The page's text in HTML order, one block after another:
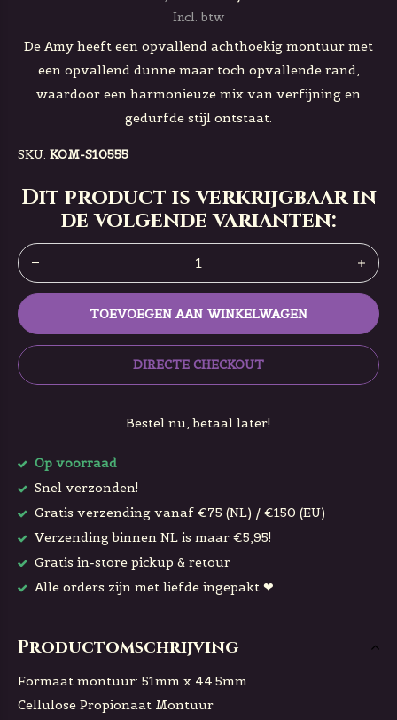
Incl. btw
De Amy heeft een opvallend achthoekig montuur met
een opvallend dunne maar toch opvallende rand,
waardoor een harmonieuze mix van verfijning en
gedurfde stijl ontstaat.
SKU: KOM-S10555
Dit product is verkrijgbaar in
de volgende varianten:
TOEVOEGEN AAN WINKELWAGEN
DIRECTE CHECKOUT
Bestel nu, betaal later!
Op voorraad
Snel verzonden!
Gratis verzending vanaf €75 (NL) / €150 (EU)
Verzending binnen NL is maar €5,95!
Gratis in-store pickup & retour
Alle orders zijn met liefde ingepakt ❤
Productomschrijving
Formaat montuur: 51mm x 44.5mm
Cellulose Propionaat Montuur